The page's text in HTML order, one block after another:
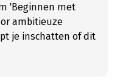
'Beginnen met
ambitieuze
je inschatten of dit